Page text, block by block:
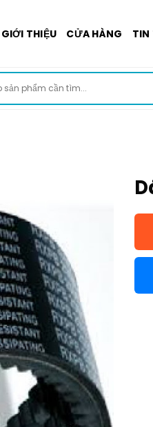
GIỚI THIỆU CỬA HÀNG TIN